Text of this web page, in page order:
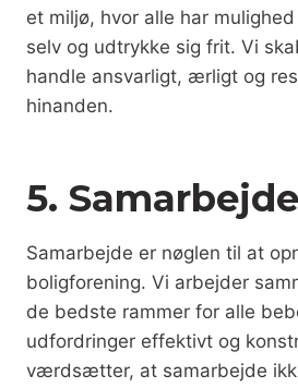
et miljø, hvor alle har
selv og udtrykke sig frit. Vi
handle ansvarligt, ærligt og
hinanden.
5.
Samarbejde er nøglen til at
boligforening. Vi arbejder
de bedste rammer for alle
udfordringer effektivt og
værdsætter, at samarbejde